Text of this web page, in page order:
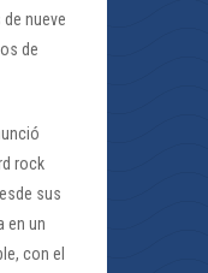
nueve
de
rock
sus
en un
con el